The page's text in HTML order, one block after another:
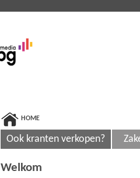
HOME
Ook kranten verkopen?
Welkom